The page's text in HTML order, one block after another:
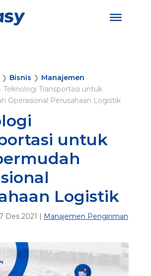
❯ Bisnis ❯ Manajemen
Teknologi Transportasi untuk
Operasional Perusahaan Logistik
untuk
Logistik
Des 2021 | Manajemen Pengiriman